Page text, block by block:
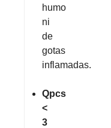
humo
ni
de
gotas
inflamadas.
Qpcs
<
3